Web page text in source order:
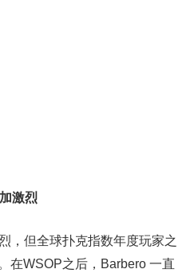
激烈
，但全球扑克指数年度玩家之
在WSOP之后，Barbero 一直